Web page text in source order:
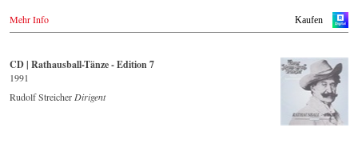
Kaufen
Mehr Info
CD | Rathausball-Tänze - Edition 7
1991
Rudolf Streicher Dirigent